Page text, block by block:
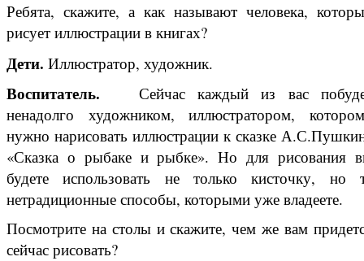
Ребята, скажите, а как называют человека,
рисует иллюстрации в книгах?
Дети. Иллюстратор, художник.
Воспитатель.
Сейчас каждый из вас
ненадолго художником, иллюстратором,
нужно нарисовать иллюстрации к сказке
«Сказка о рыбаке и рыбке». Но для рисования
будете использовать не только кисточку, но
нетрадиционные способы, которыми уже владеете.
Посмотрите на столы и скажите, чем же вам
сейчас рисовать?